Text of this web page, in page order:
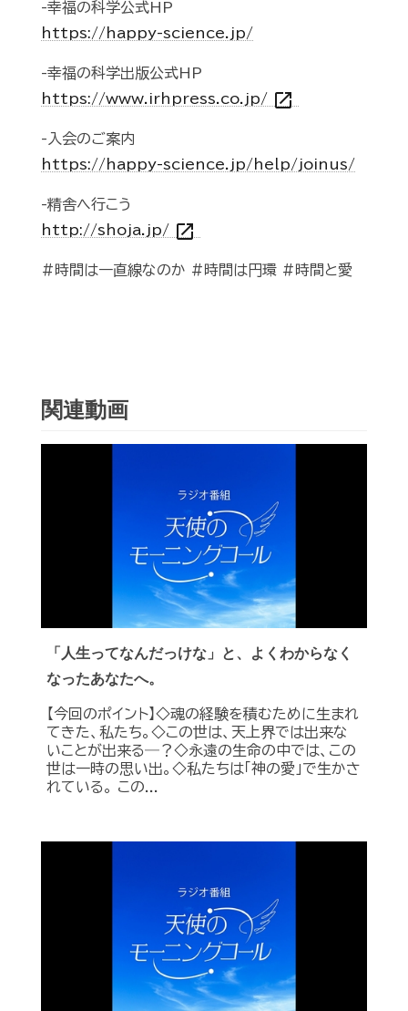
-幸福の科学公式HP
https://happy-science.jp/
-幸福の科学出版公式HP
https://www.irhpress.co.jp/ open_in_new
-入会のご案内
https://happy-science.jp/help/joinus/
-精舎へ行こう
http://shoja.jp/ open_in_new
#時間は一直線なのか #時間は円環 #時間と愛
関連動画
「人生ってなんだっけな」と、よくわからなく
なったあなたへ。
【今回のポイント】◇魂の経験を積むために生まれ
てきた、私たち。◇この世は、天上界では出来な
いことが出来る―？◇永遠の生命の中では、この
世は一時の思い出。◇私たちは「神の愛」で生かさ
れている。 この...